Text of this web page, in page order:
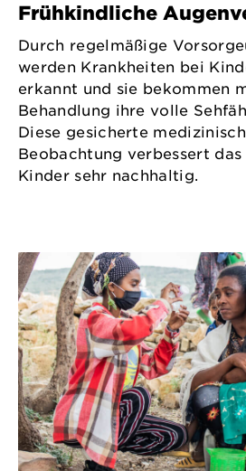
Frühkindliche
Durch regelmäßige
werden Krankheiten bei
erkannt und sie bekommen
Behandlung ihre volle
Diese gesicherte
Beobachtung verbessert das
Kinder sehr nachhaltig.